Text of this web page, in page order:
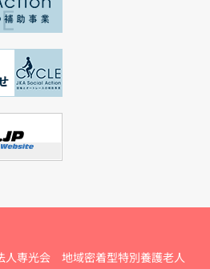
人専光会 地域密着型特別養護老人